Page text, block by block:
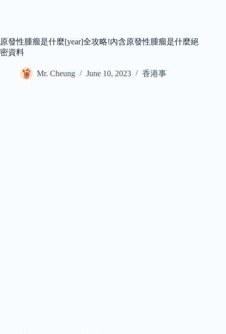
原發性腫瘤是什麼[year]全攻略!內含原發性腫瘤是什麼絕
密資料
Mr. Cheung June 10, 2023 香港事